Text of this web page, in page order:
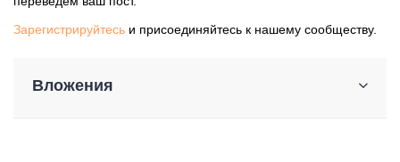
Зарегистрируйтесь и присоединяйтесь к нашему сообществу.
Вложения